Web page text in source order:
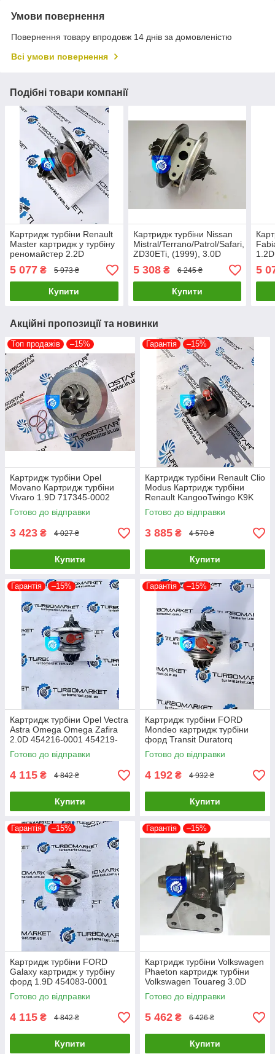
Умови повернення
Повернення товару впродовж 14 днів за домовленістю
Всі умови повернення
Подібні товари компанії
Картридж турбіни Renault
Master картридж у турбіну
реномайстер 2.2D
702404-0002
5 077 ₴ 5 973 ₴
Купити
Картридж турбіни Nissan
Mistral/Terrano/Patrol/Safari,
ZD30ETi, (1999), 3.0D
705954-0001, 705954-
0002
5 308₴ 6 245 ₴
Купити
5
Акційні пропозиції та новинки
Топ продажів –15%
Картридж турбіни Opel
Movano Картридж турбіни
Vivaro 1.9D 717345-0002
717348-0001 703245-0002
751768-0003
Готово до відправки
3 423 ₴ 4 027 ₴
Купити
Гарантія –15%
Картридж турбіни Renault Clio
Modus Картридж турбіни
Renault KangooTwingo K9K
1.5D 54359700011
54359700012
Готово до відправки
3 885 ₴ 4 570 ₴
Купити
Гарантія –15%
Картридж турбіни Opel Vectra
Astra Omega Omega Zafira
2.0D 454216-0001 454219-
0002 454219-0005
Готово до відправки
4 115 ₴ 4 842 ₴
Купити
Гарантія –15%
Картридж турбіни FORD
Mondeo картридж турбіни
форд Transit Duratorq
726194-0005 726194-0004
726194-0003
Готово до відправки
4 192 ₴ 4 932 ₴
Купити
Гарантія –15%
Картридж турбіни FORD
Galaxy картридж у турбіну
форд 1.9D 454083-0001
454065-0002 454082-0001
454097-1
Готово до відправки
4 115 ₴ 4 842 ₴
Купити
Гарантія –15%
Картридж турбіни Volkswagen
Phaeton картридж турбіни
Volkswagen Touareg 3.0D
53049700050 53049700054
Готово до відправки
5 462 ₴ 6 426 ₴
Купити